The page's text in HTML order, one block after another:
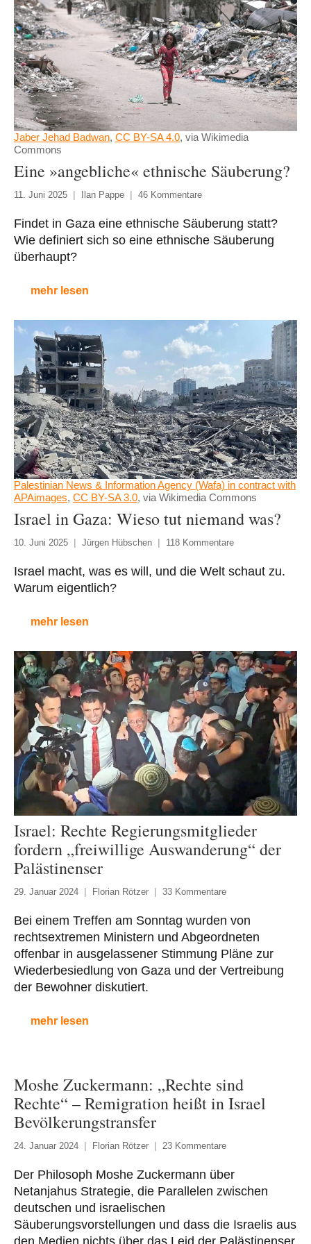
Jaber Jehad Badwan, CC BY-SA 4.0, via Wikimedia
Commons
Eine »angebliche« ethnische Säuberung?
11. Juni 2025 Ilan Pappe 46 Kommentare
Findet in Gaza eine ethnische Säuberung statt?
Wie definiert sich so eine ethnische Säuberung
überhaupt?
mehr lesen
Palestinian News & Information Agency (Wafa) in contract with
APAimages, CC BY-SA 3.0, via Wikimedia Commons
Israel in Gaza: Wieso tut niemand was?
10. Juni 2025 Jürgen Hübschen 118 Kommentare
Israel macht, was es will, und die Welt schaut zu.
Warum eigentlich?
mehr lesen
Israel: Rechte Regierungsmitglieder
fordern „freiwillige Auswanderung“ der
Palästinenser
29. Januar 2024 Florian Rötzer 33 Kommentare
Bei einem Treffen am Sonntag wurden von
rechtsextremen Ministern und Abgeordneten
offenbar in ausgelassener Stimmung Pläne zur
Wiederbesiedlung von Gaza und der Vertreibung
der Bewohner diskutiert.
mehr lesen
Moshe Zuckermann: „Rechte sind
Rechte“ – Remigration heißt in Israel
Bevölkerungstransfer
24. Januar 2024 Florian Rötzer 23 Kommentare
Der Philosoph Moshe Zuckermann über
Netanjahus Strategie, die Parallelen zwischen
deutschen und israelischen
Säuberungsvorstellungen und dass die Israelis aus
den Medien nichts über das Leid der Palästinenser